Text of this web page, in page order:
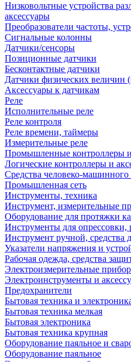
Низковольтные устройства
аксессуары
Преобразователи частоты,
Сигнальные колонны
Датчики/сенсоры
Позиционные датчики
Бесконтактные датчики
Датчики физических величин
Аксессуары к датчикам
Реле
Исполнительные реле
Реле контроля
Реле времени, таймеры
Измерительные реле
Промышленные контроллеры и
Логические контроллеры и
Средства человеко-машинного
Промышленная сеть
Инструменты, техника
Инструмент, измерительные
Оборудование для протяжки
Инструменты для опрессовки,
Инструмент ручной, средства
Указатели напряжения и
Рабочая одежда, средства
Электроизмерительные
Электроинструменты и
Предохранители
Бытовая техника и
Бытовая техника мелкая
Бытовая электроника
Бытовая техника крупная
Оборудование паяльное и
Оборудование паяльное